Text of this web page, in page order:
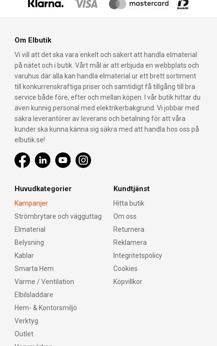
Om Elbutik
Vi vill att det ska vara enkelt och säkert att handla elmaterial
på nätet och i butik. Vårt mål är att erbjuda en webbplats och
varuhus där alla kan handla elmaterial ur ett brett sortiment
till konkurrenskraftiga priser och samtidigt få tillgång till bra
service både före, efter och mellan köpen. I vår butik hittar du
även kunnig personal med elektrikerbakgrund. Vi jobbar med
säkra leverantörer av leverans och betalning för att våra
kunder ska kunna känna sig säkra med att handla hos oss på
elbutik.se!
Huvudkategorier
Kampanjer
Strömbrytare och vägguttag
Elmaterial
Belysning
Kablar
Smarta Hem
Värme / Ventilation
Elbilsladdare
Hem- & Kontorsmiljö
Verktyg
Outlet
Kundtjänst
Hitta butik
Om oss
Returnera
Reklamera
Integritetspolicy
Cookies
Köpvillkor